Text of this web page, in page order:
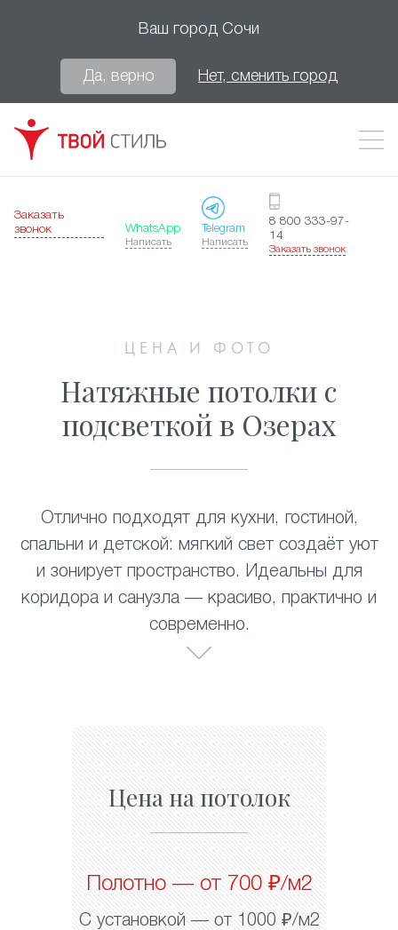
Ваш город Сочи
Да, верно Нет, сменить город
Заказать
звонок
WhatsApp
Написать
Telegram
Написать
8 800 333-97-
14
Заказать звонок
ЦЕНА И ФОТО
Натяжные потолки с
подсветкой в Озерах
Отлично подходят для кухни, гостиной,
спальни и детской: мягкий свет создаёт уют
и зонирует пространство. Идеальны для
коридора и санузла — красиво, практично и
современно.
Цена на потолок
Полотно — от 700 ₽/м2
С установкой — от 1000 ₽/м2